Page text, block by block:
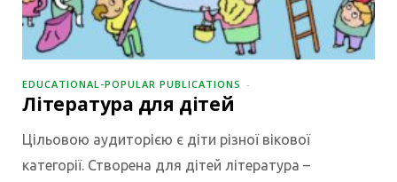
EDUCATIONAL-POPULAR PUBLICATIONS
Література для дітей
Цільовою аудиторією є діти різної вікової
категорії. Створена для дітей література –